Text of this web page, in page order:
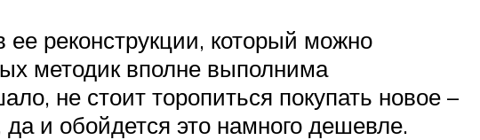
реконструкции, который можно
методик вполне выполнима
не стоит торопиться покупать новое –
и обойдется это намного дешевле.